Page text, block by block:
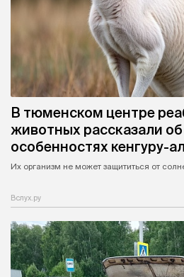
В тюменском центре
животных рассказали об
особенностях кенгуру-
Их организм не может защититься от
Вслух.ру